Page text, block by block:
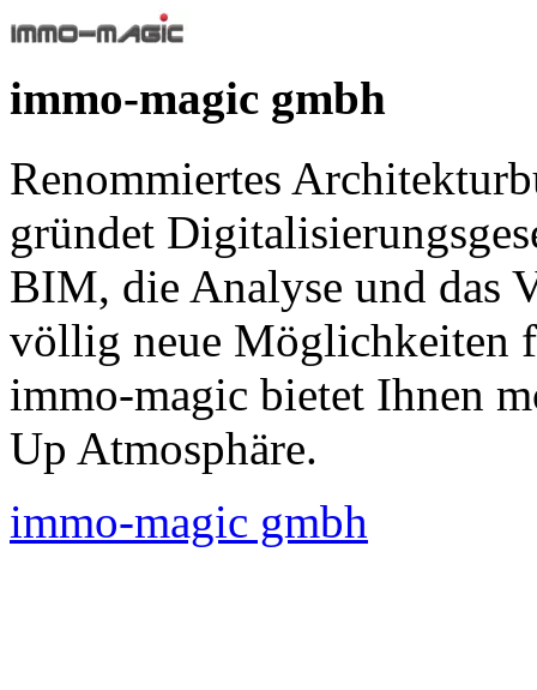
immo-magic gmbh
Renommiertes
gründet
BIM, die Analyse und das
völlig neue Möglichkeiten
immo-magic bietet Ihnen
Up Atmosphäre.
immo-magic gmbh